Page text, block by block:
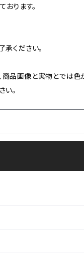
ります。
ください。
商品画像と実物とでは色
い。